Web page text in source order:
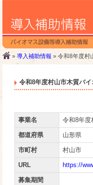
» 導入補助情報 » 令和8年度村
令和8年度村山市木質バ
事業名 令和8年度
都道府県 山形県
市町村 村山市
URL https://
募集期間